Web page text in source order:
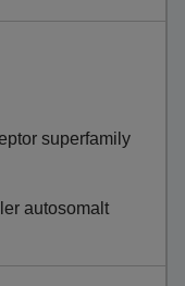
superfamily
autosomalt